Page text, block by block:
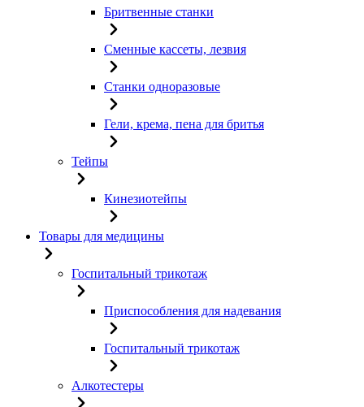
Бритвенные станки
Сменные кассеты, лезвия
Станки одноразовые
Гели, крема, пена для бритья
Тейпы
Кинезиотейпы
Товары для медицины
Госпитальный трикотаж
Приспособления для надевания
Госпитальный трикотаж
Алкотестеры